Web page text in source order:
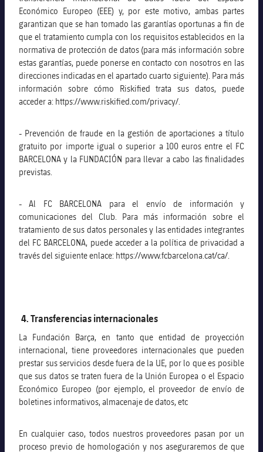
Económico Europeo (EEE) y, por este motivo, ambas partes
garantizan que se han tomado las garantías oportunas a fin de
que el tratamiento cumpla con los requisitos establecidos en la
normativa de protección de datos (para más información sobre
estas garantías, puede ponerse en contacto con nosotros en las
direcciones indicadas en el apartado cuarto siguiente). Para más
información sobre cómo Riskified trata sus datos, puede
acceder a: https://www.riskified.com/privacy/.
- Prevención de fraude en la gestión de aportaciones a título
gratuito por importe igual o superior a 100 euros entre el FC
BARCELONA y la FUNDACIÓN para llevar a cabo las finalidades
previstas.
- Al FC BARCELONA para el envío de información y
comunicaciones del Club. Para más información sobre el
tratamiento de sus datos personales y las entidades integrantes
del FC BARCELONA, puede acceder a la política de privacidad a
través del siguiente enlace: https://www.fcbarcelona.cat/ca/.
4. Transferencias internacionales
La Fundación Barça, en tanto que entidad de proyección
internacional, tiene proveedores internacionales que pueden
prestar sus servicios desde fuera de la UE, por lo que es posible
que sus datos se traten fuera de la Unión Europea o el Espacio
Económico Europeo (por ejemplo, el proveedor de envío de
boletines informativos, almacenaje de datos, etc
En cualquier caso, todos nuestros proveedores pasan por un
proceso previo de homologación y nos aseguraremos de que